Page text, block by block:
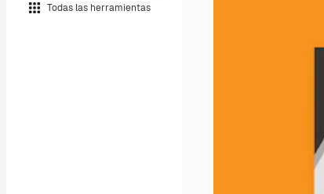
Todas las herramientas